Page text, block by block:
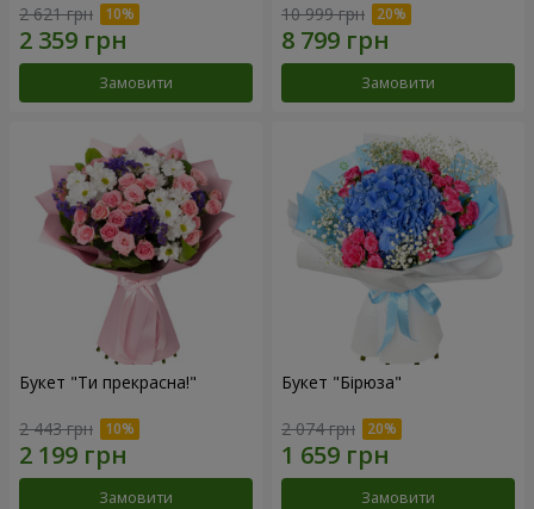
2 621 грн
Замовити
10 999 грн
Замовити
Букет "Ти прекрасна!"
2 443 грн
Замовити
Букет "Бірюза"
2 074 грн
Замовити